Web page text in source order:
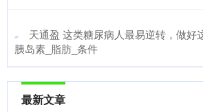
天通盈 这类糖尿病人最易逆转，做好
胰岛素_脂肪_条件
最新文章